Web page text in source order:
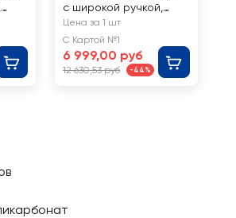
с широкой ручкой,
желтый, Арт. MS-5103
Цена за 1 шт
С Картой №1
6 999,00 руб
12 630,53 руб -44%